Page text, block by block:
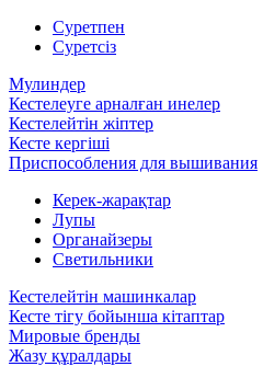
Суретпен
Суретсіз
Мулиндер
Кестелеуге арналған инелер
Кестелейтін жіптер
Кесте кергіші
Приспособления для вышивания
Керек-жарақтар
Лупы
Органайзеры
Светильники
Кестелейтін машинкалар
Кесте тігу бойынша кітаптар
Мировые бренды
Жазу құралдары